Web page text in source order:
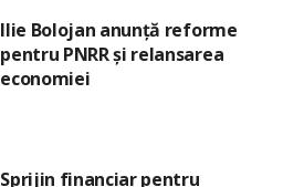
Ilie Bolojan anunță reforme
pentru PNRR și relansarea
economiei
Sprijin financiar pentru